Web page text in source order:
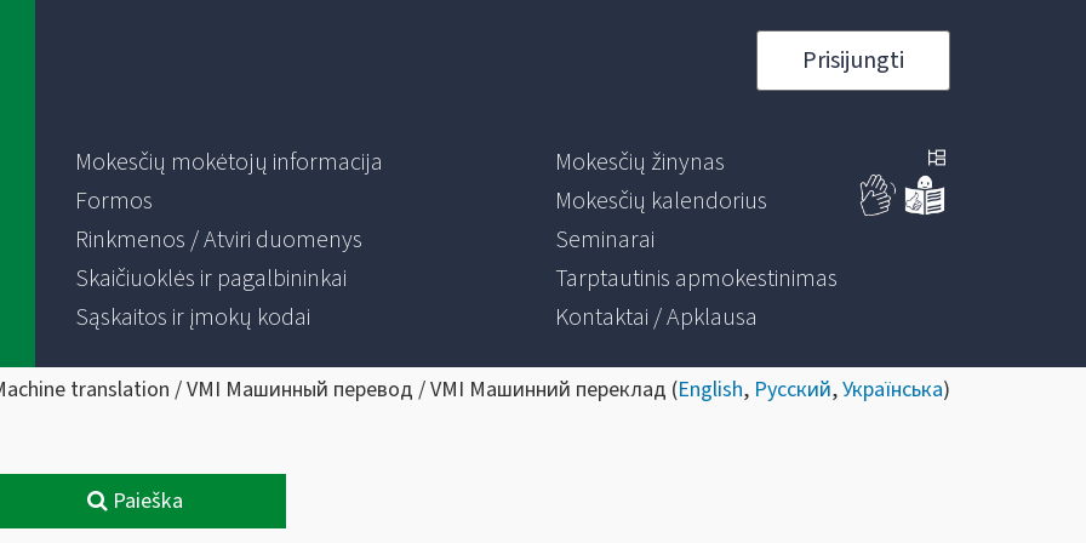
Prisijungti
Mokesčių mokėtojų informacija
Formos
Rinkmenos / Atviri duomenys
Skaičiuoklės ir pagalbininkai
Sąskaitos ir įmokų kodai
Mokesčių žinynas
Mokesčių kalendorius
Seminarai
Tarptautinis apmokestinimas
Kontaktai / Apklausa
translation / VMI Машинный перевод / VMI Машинний переклад (English, Русский,Українська)
Paieška